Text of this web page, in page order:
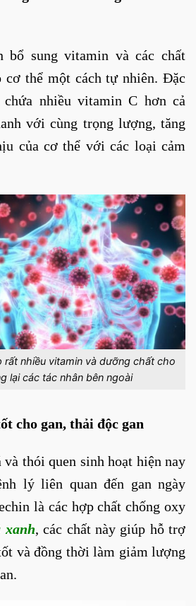
bổ sung vitamin và các chất
cơ thể một cách tự nhiên. Đặc
nhiều vitamin C hơn cả
với cùng trọng lượng, tăng
của cơ thể với các loại cảm
rất nhiều vitamin và dưỡng chất cho
lại các tác nhân bên ngoài
cho gan, thải độc gan
thói quen sinh hoạt hiện nay
lý liên quan đến gan ngày
là các hợp chất chống oxy
xanh, các chất này giúp hỗ trợ
và đồng thời làm giảm lượng